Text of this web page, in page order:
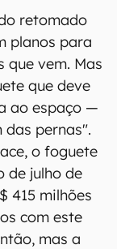
retomado
planos para
que vem. Mas
que deve
ao espaço —
pernas".
o foguete
de julho de
415 milhões
com este
mas a